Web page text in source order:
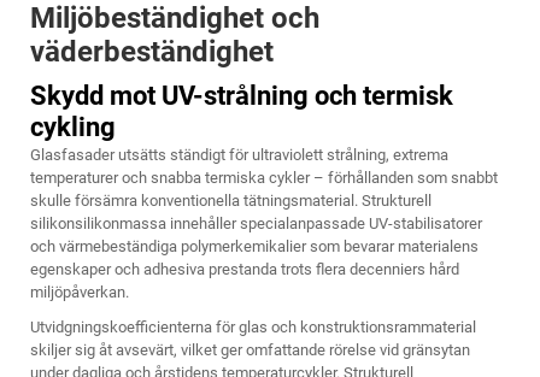
Miljöbeständighet och
väderbeständighet
Skydd mot UV-strålning och termisk
cykling
Glasfasader utsätts ständigt för ultraviolett strålning, extrema
temperaturer och snabba termiska cykler – förhållanden som snabbt
skulle försämra konventionella tätningsmaterial. Strukturell
silikonsilikonmassa innehåller specialanpassade UV-stabilisatorer
och värmebeständiga polymerkemikalier som bevarar materialens
egenskaper och adhesiva prestanda trots flera decenniers hård
miljöpåverkan.
Utvidgningskoefficienterna för glas och konstruktionsrammaterial
skiljer sig åt avsevärt, vilket ger omfattande rörelse vid gränsytan
under dagliga och årstidens temperaturcykler. Strukturell